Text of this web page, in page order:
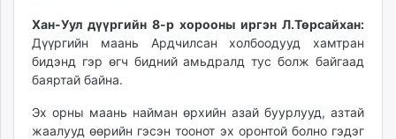
Хан-Уул дүүргийн 8-р хорооны иргэн Л.Төрсайхан:
Дүүргийн маань Ардчилсан холбоодууд хамтран
бидэнд гэр өгч бидний амьдралд тус болж байгаад
баяртай байна.
Эх орны маань найман өрхийн азай буурлууд, азтай
жаалууд өөрийн гэсэн тоонот эх оронтой болно гэдэг